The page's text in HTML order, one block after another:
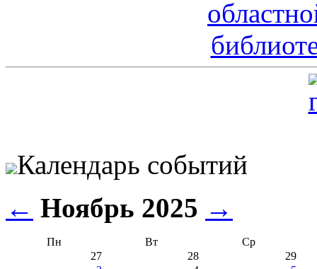
Календарь событий
← Ноябрь 2025 →
Пн Вт
Ср
27
28
29